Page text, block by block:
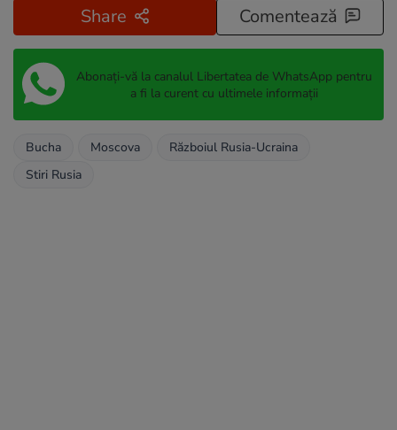
Share Comentează
Abonați-vă la canalul Libertatea de WhatsApp pentru
a fi la curent cu ultimele informații
Bucha Moscova
Războiul Rusia-Ucraina
Stiri Rusia